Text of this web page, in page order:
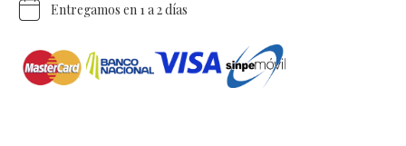
Entregamos en 1 a 2 días